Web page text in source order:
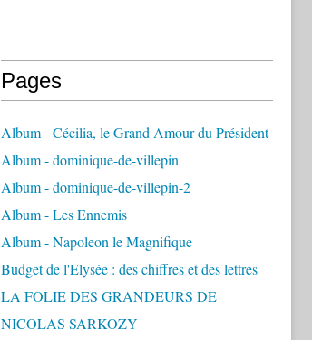
Pages
Album - Cécilia, le Grand Amour du Président
Album - dominique-de-villepin
Album - dominique-de-villepin-2
Album - Les Ennemis
Album - Napoleon le Magnifique
Budget de l'Elysée : des chiffres et des lettres
LA FOLIE DES GRANDEURS DE
NICOLAS SARKOZY